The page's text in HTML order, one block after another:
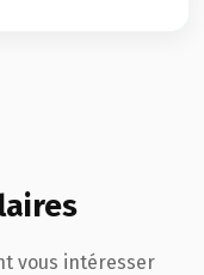
vous intéresser